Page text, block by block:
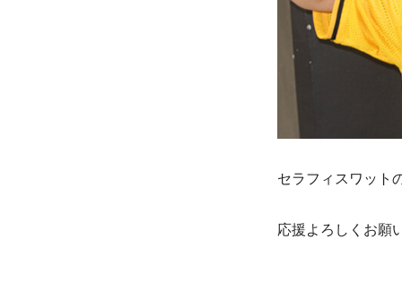
セラフィスワット
応援よろしくお願